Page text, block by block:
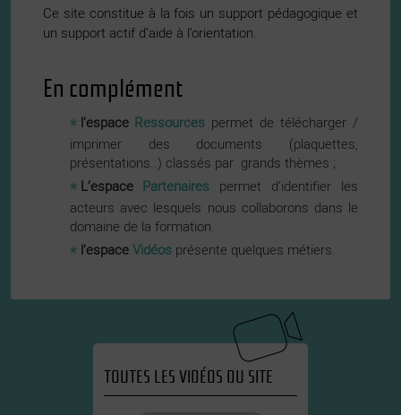
Ce site constitue à la fois un support pédagogique et
un support actif d’aide à l’orientation.
En complément
l’espace Ressources permet de télécharger /
imprimer des documents (plaquettes,
présentations..) classés par grands thèmes ;
L’espace Partenaires permet d‘identifier les
acteurs avec lesquels nous collaborons dans le
domaine de la formation.
l’espaceVidéos présente quelques métiers.
TOUTES LES VIDÉOS DU SITE